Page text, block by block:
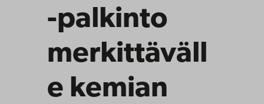
-palkinto
merkittäväll
e kemian